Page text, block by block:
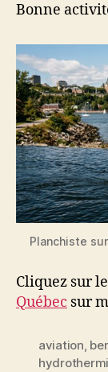
Bonne
Planchiste
Cliquez sur
Québec sur
aviation,